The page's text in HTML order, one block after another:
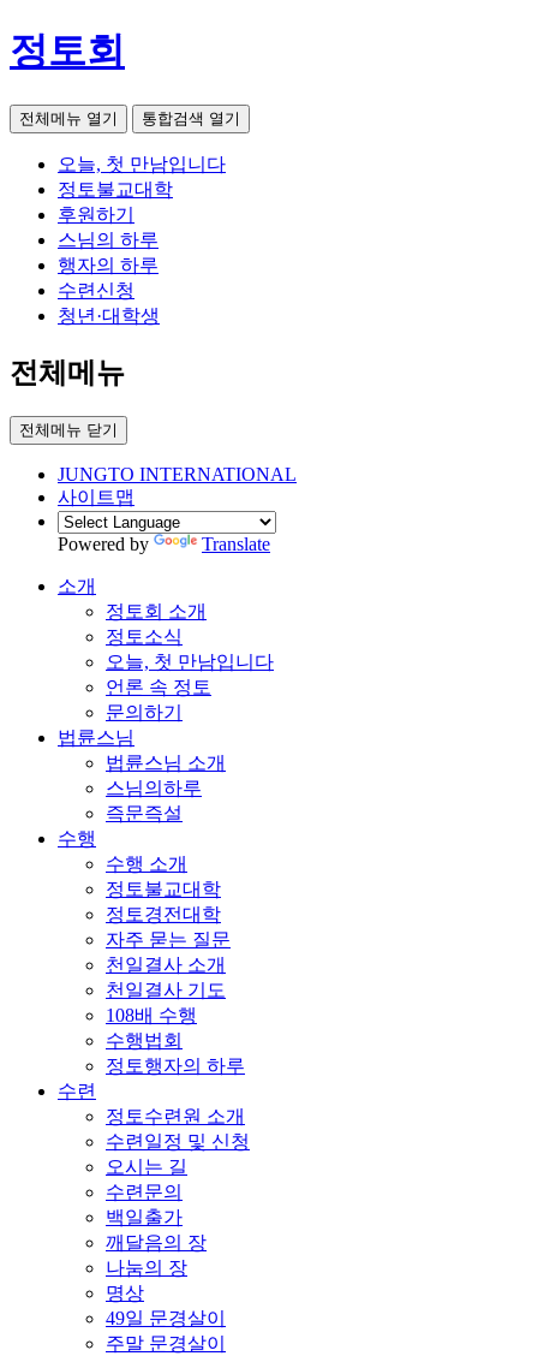
정토회
전체메뉴 열기 통합검색 열기
오늘, 첫 만남입니다
정토불교대학
후원하기
스님의 하루
행자의 하루
수련신청
청년·대학생
전체메뉴
전체메뉴 닫기
JUNGTO INTERNATIONAL
사이트맵
Powered by Translate
소개
정토회 소개
정토소식
오늘, 첫 만남입니다
언론 속 정토
문의하기
법륜스님
법륜스님 소개
스님의하루
즉문즉설
수행
수행 소개
정토불교대학
정토경전대학
자주 묻는 질문
천일결사 소개
천일결사 기도
108배 수행
수행법회
정토행자의 하루
수련
정토수련원 소개
수련일정 및 신청
오시는 길
수련문의
백일출가
깨달음의 장
나눔의 장
명상
49일 문경살이
주말 문경살이